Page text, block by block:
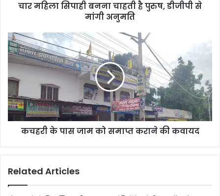
चार महिला सिपाही बनना चाहती है पुरुष, डीजीपी से
मांगी अनुमति
कचहरी के पास जाम को समाप्त कराने की कवायद
Related Articles